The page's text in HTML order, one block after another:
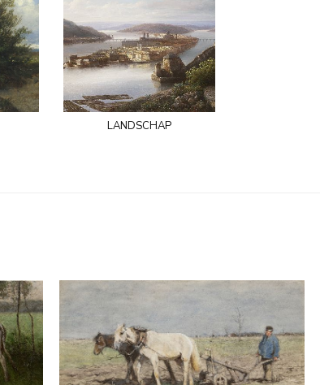
landschap